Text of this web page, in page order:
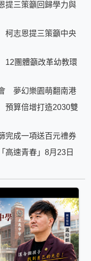
提三策籲回歸學力與
柯志恩提三策籲中央
12團體籲改革幼教環
夢幻樂園萌翻南港
預算倍增打造2030雙
完成一項送百元禮券
速青春」8月23日